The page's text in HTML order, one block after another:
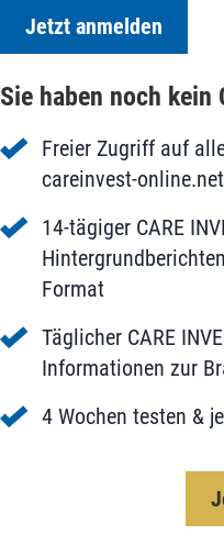
Jetzt anmelden
Sie haben noch kein
Freier Zugriff auf
careinvest-online.net
14-tägiger CARE
Format
Täglicher CARE
Informationen zur
4 Wochen testen &